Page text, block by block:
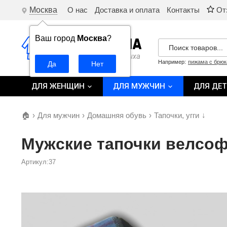
Москва
Ваш город Москва?
О нас Доставка и оплата Контакты
Например: пижама с
ДЛЯ ЖЕНЩИН ДЛЯ МУЖЧИН ДЛЯ
🏠 › Для мужчин › Домашняя обувь › Тапочки, угги ↓
Мужские тапочки
Артикул:37